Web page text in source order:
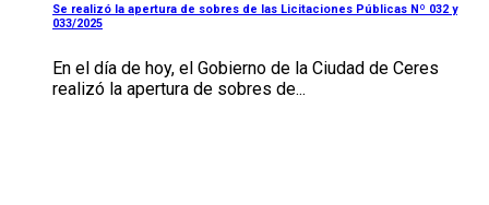
Se realizó la apertura de sobres de las Licitaciones Públicas Nº 032 y
033/2025
En el día de hoy, el Gobierno de la Ciudad de Ceres
realizó la apertura de sobres de...